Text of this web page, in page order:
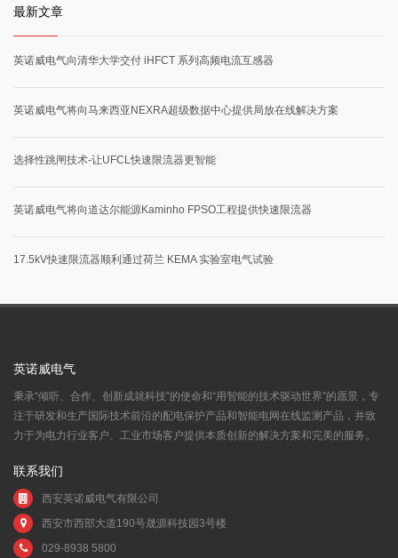
最新文章
英诺威电气向清华大学交付 iHFCT 系列高频电流互感器
英诺威电气将向马来西亚NEXRA超级数据中心提供局放在线解决方案
选择性跳闸技术-让UFCL快速限流器更智能
英诺威电气将向道达尔能源Kaminho FPSO工程提供快速限流器
17.5kV快速限流器顺利通过荷兰 KEMA 实验室电气试验
英诺威电气
秉承“倾听、合作、创新成就科技”的使命和“用智能的技术驱动世界”的愿景，专
注于研发和生产国际技术前沿的配电保护产品和智能电网在线监测产品，并致
力于为电力行业客户、工业市场客户提供本质创新的解决方案和完美的服务。
联系我们
西安英诺威电气有限公司
西安市西部大道190号晟源科技园3号楼
029-8938 5800